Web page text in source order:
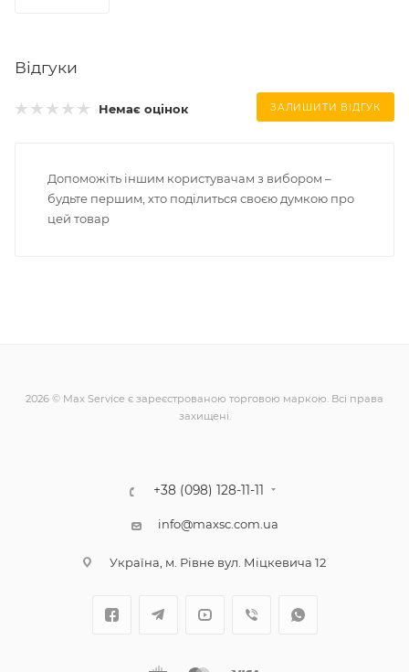
Відгуки
Немає оцінок ЗАЛИШИТИ ВІДГУК
Допоможіть іншим користувачам з вибором –
будьте першим, хто поділиться своєю думкою про
цей товар
2026 © Max Service є зареєстрованою торговою маркою. Всі права
захищені.
+38 (098) 128-11-11
info@maxsc.com.ua
Українa, м. Рівне вул. Міцкевича 12